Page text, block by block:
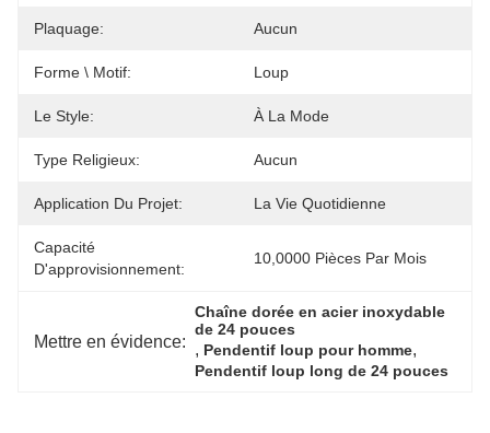
Plaquage: Aucun
Forme \ Motif: Loup
Le Style: À La Mode
Type Religieux: Aucun
Application Du Projet: La Vie Quotidienne
Capacité
D'approvisionnement:
10,0000 Pièces Par Mois
Mettre en évidence:
Chaîne dorée en acier inoxydable
de 24 pouces
, Pendentif loup pour homme,
Pendentif loup long de 24 pouces